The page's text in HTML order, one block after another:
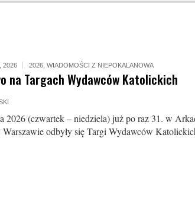
2026 2026 WIADOMOŚCI Z NIEPOKALANOWA
na Targach Wydawców Katolickich
2026 (czwartek – niedziela) już po raz 31. w
odbyły się Targi Wydawców